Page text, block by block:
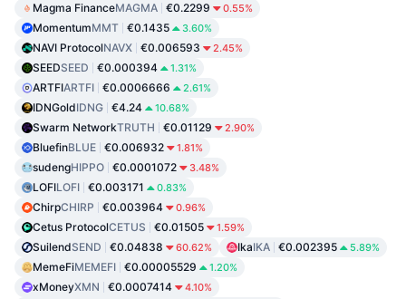
Magma FinanceMAGMA €0.2299 0.55%
MomentumMMT €0.1435 3.60%
NAVI ProtocolNAVX €0.006593 2.45%
SEEDSEED €0.000394 1.31%
ARTFIARTFI €0.0006666 2.61%
IDNGoldIDNG €4.24 10.68%
Swarm NetworkTRUTH €0.01129 2.90%
BluefinBLUE €0.006932 1.81%
sudengHIPPO €0.0001072 3.48%
LOFILOFI €0.003171 0.83%
ChirpCHIRP €0.003964 0.96%
Cetus ProtocolCETUS €0.01505 1.59%
SuilendSEND €0.04838 60.62% IkaIKA €0.002395 5.89%
MemeFiMEMEFI €0.00005529 1.20%
xMoneyXMN €0.0007414 4.10%